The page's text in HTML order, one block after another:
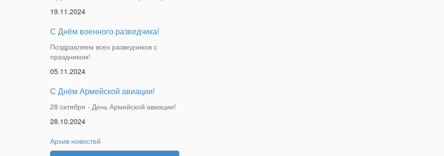
19.11.2024
С Днём военного разведчика!
Поздравляем всех разведчиков с
праздником!
05.11.2024
С Днём Армейской авиации!
28 октября - День Армейской авиации!
28.10.2024
Архив новостей